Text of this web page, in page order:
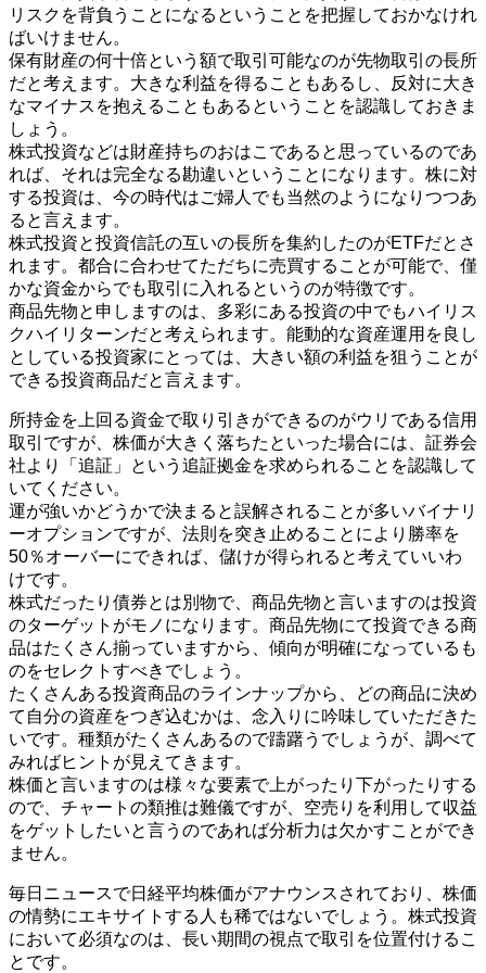
リスクを背負うことになるということを把握しておかなけれ
ばいけません。
保有財産の何十倍という額で取引可能なのが先物取引の長所
だと考えます。大きな利益を得ることもあるし、反対に大き
なマイナスを抱えることもあるということを認識しておきま
しょう。
株式投資などは財産持ちのおはこであると思っているのであ
れば、それは完全なる勘違いということになります。株に対
する投資は、今の時代はご婦人でも当然のようになりつつあ
ると言えます。
株式投資と投資信託の互いの長所を集約したのがETFだとさ
れます。都合に合わせてただちに売買することが可能で、僅
かな資金からでも取引に入れるというのが特徴です。
商品先物と申しますのは、多彩にある投資の中でもハイリス
クハイリターンだと考えられます。能動的な資産運用を良し
としている投資家にとっては、大きい額の利益を狙うことが
できる投資商品だと言えます。
所持金を上回る資金で取り引きができるのがウリである信用
取引ですが、株価が大きく落ちたといった場合には、証券会
社より「追証」という追証拠金を求められることを認識して
いてください。
運が強いかどうかで決まると誤解されることが多いバイナリ
ーオプションですが、法則を突き止めることにより勝率を
50％オーバーにできれば、儲けが得られると考えていいわ
けです。
株式だったり債券とは別物で、商品先物と言いますのは投資
のターゲットがモノになります。商品先物にて投資できる商
品はたくさん揃っていますから、傾向が明確になっているも
のをセレクトすべきでしょう。
たくさんある投資商品のラインナップから、どの商品に決め
て自分の資産をつぎ込むかは、念入りに吟味していただきた
いです。種類がたくさんあるので躊躇うでしょうが、調べて
みればヒントが見えてきます。
株価と言いますのは様々な要素で上がったり下がったりする
ので、チャートの類推は難儀ですが、空売りを利用して収益
をゲットしたいと言うのであれば分析力は欠かすことができ
ません。
毎日ニュースで日経平均株価がアナウンスされており、株価
の情勢にエキサイトする人も稀ではないでしょう。株式投資
において必須なのは、長い期間の視点で取引を位置付けるこ
とです。